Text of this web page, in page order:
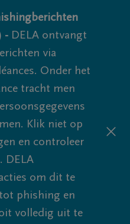
- DELA ontvangt
via
Onder het
tracht men
Klik niet op
en controleer
DELA
om dit te
phishing en
volledig uit te